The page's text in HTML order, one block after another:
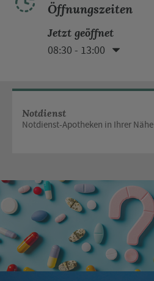
Öffnungszeiten
Jetzt geöffnet
08:30 - 13:00
Notdienst
Notdienst-Apotheken in Ihrer Nähe